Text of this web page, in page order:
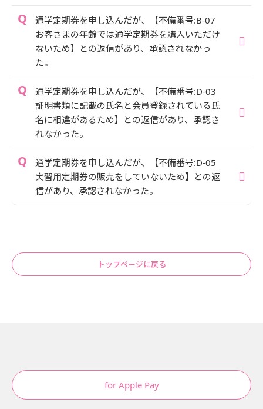
通学定期券を申し込んだが、【不備番号:B-07
お客さまの年齢では通学定期券を購入いただけ
ないため】との返信があり、承認されなかっ
た。
通学定期券を申し込んだが、【不備番号:D-03
証明書類に記載の氏名と会員登録されている氏
名に相違があるため】との返信があり、承認さ
れなかった。
通学定期券を申し込んだが、【不備番号:D-05
実習用定期券の販売をしていないため】との返
信があり、承認されなかった。
トップページに戻る
for Apple Pay